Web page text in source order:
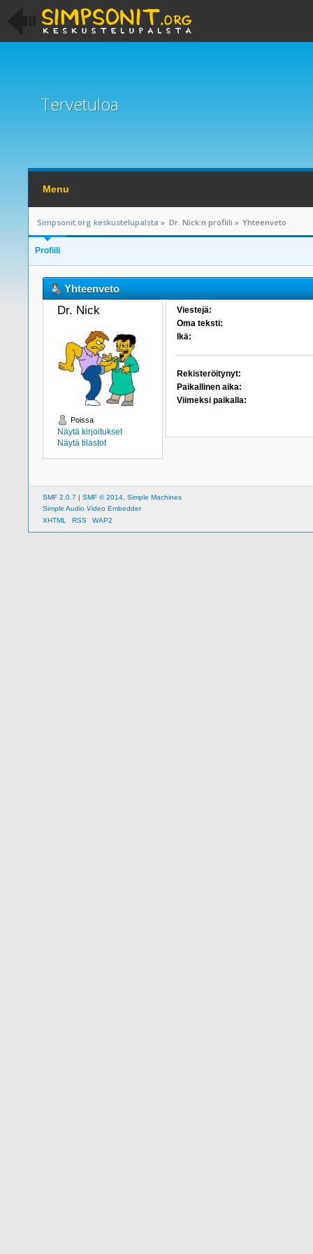
Tervetuloa
Menu
Simpsonit.org keskustelupalsta » Dr. Nick:n profiili » Yhteenveto
Profiili
Yhteenveto
Dr. Nick
Poissa
Näytä kirjoitukset
Näytä tilastot
Viestejä:
Oma teksti:
Ikä:
Rekisteröitynyt:
Paikallinen aika:
Viimeksi paikalla:
SMF 2.0.7 | SMF © 2014 Simple Machines
Simple Audio Video Embedder
XHTML
RSS WAP2